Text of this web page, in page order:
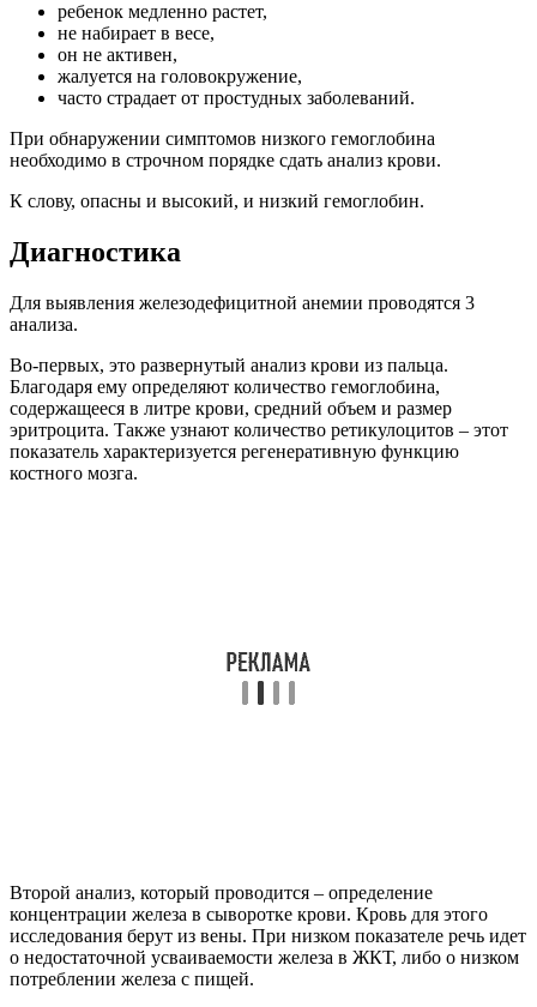
ребенок медленно растет,
не набирает в весе,
он не активен,
жалуется на головокружение,
часто страдает от простудных заболеваний.
При обнаружении симптомов низкого гемоглобина
необходимо в строчном порядке сдать анализ крови.
К слову, опасны и высокий, и низкий гемоглобин.
Диагностика
Для выявления железодефицитной анемии проводятся 3
анализа.
Во-первых, это развернутый анализ крови из пальца.
Благодаря ему определяют количество гемоглобина,
содержащееся в литре крови, средний объем и размер
эритроцита. Также узнают количество ретикулоцитов – этот
показатель характеризуется регенеративную функцию
костного мозга.
Второй анализ, который проводится – определение
концентрации железа в сыворотке крови. Кровь для этого
исследования берут из вены. При низком показателе речь идет
о недостаточной усваиваемости железа в ЖКТ, либо о низком
потреблении железа с пищей.